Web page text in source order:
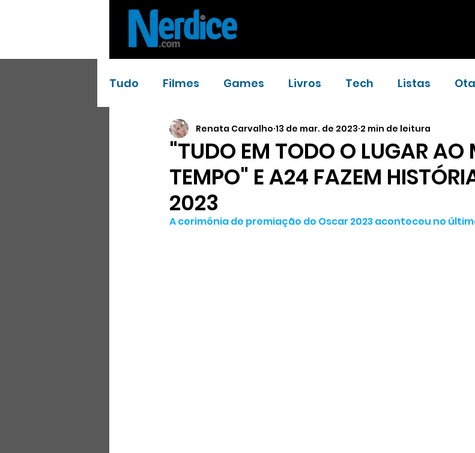
Tudo Filmes Games Livros Tech Listas
Youtube Artigos Resenhas Notícias
"TUDO EM TODO O LUGAR AO
TEMPO" E A24 FAZEM
2023
Renata Carvalho 13 de mar. de 2023 2 min de leitura
A cerimônia de premiação do Oscar 2023 aconteceu no